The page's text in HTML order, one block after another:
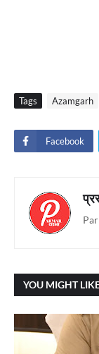
Tags Azamgarh
Facebook
YOU MIGHT